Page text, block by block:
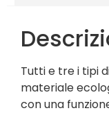
Tutti e tre i tipi
materiale
con una